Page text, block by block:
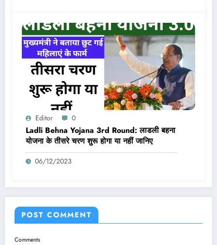
Editor 0
Ladli Behna Yojana 3rd Round: लाडली बहना
योजना के तीसरे चरण शुरू होगा या नहीं जानिए
06/12/2023
POST COMMENT
Comments